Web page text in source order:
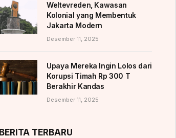
Weltevreden, Kawasan
Kolonial yang Membentuk
Jakarta Modern
Desember 11, 2025
Upaya Mereka Ingin Lolos dari
Korupsi Timah Rp 300 T
Berakhir Kandas
Desember 11, 2025
BERITA TERBARU